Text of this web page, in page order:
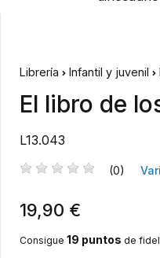
Librería Infantil y juvenil
El libro de
L13.043
(0)
19,90 €
Consigue 19 puntos de